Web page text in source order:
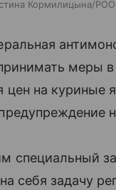
Кормилицына/
меры в
на куриные
специальный
себя задачу